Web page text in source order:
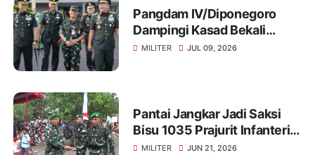
Pangdam IV/Diponegoro
Dampingi Kasad Bekali
Taruna Akmil, Siapkan
MILITER JUL 09, 2026
Pantai Jangkar Jadi Saksi
Bisu 1035 Prajurit Infanteri,
Ikuti Tradisi Pembaretan
MILITER JUN 21, 2026